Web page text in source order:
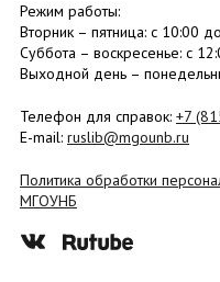
Режим работы:
Вторник – пятница: с 10:00
Суббота – воскресенье: c
Выходной день –
Телефон для справок: +7
E-mail: ruslib@mgounb.ru
Политика обработки
МГОУНБ